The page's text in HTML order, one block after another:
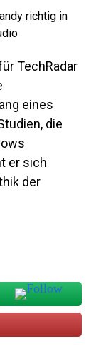
richtig in
TechRadar
eines
die
er sich
der